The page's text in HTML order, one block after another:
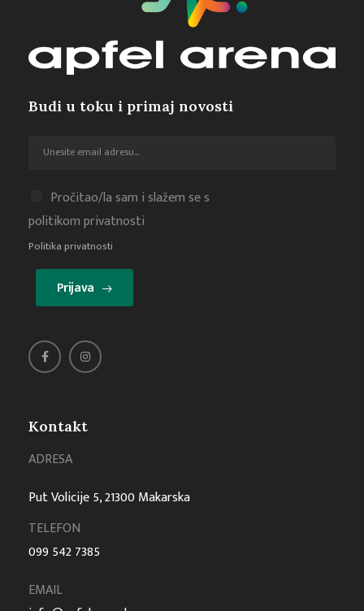
Kontakt
ADRESA
Put Volicije 5, 21300 Makarska
TELEFON
099 542 7385
EMAIL
Budi u toku i primaj novosti
Pročitao/la sam i slažem se s
politikom privatnosti
Politika privatnosti
Prijava